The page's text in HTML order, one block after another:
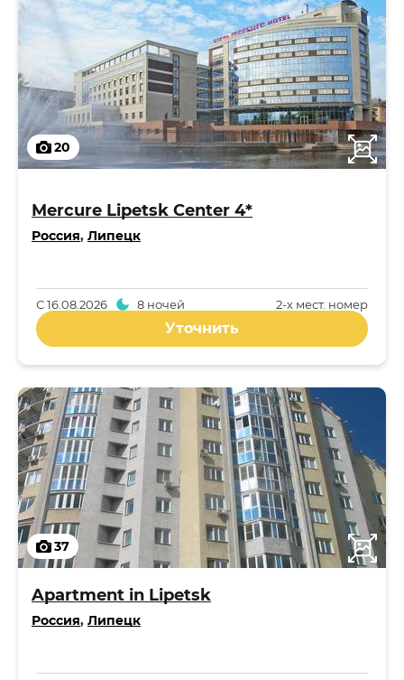
20
Mercure Lipetsk Center 4*
Россия, Липецк
2-x мест. номер
С16.08.2026 8 ночей
Уточнить
37
Apartment in Lipetsk
Россия, Липецк